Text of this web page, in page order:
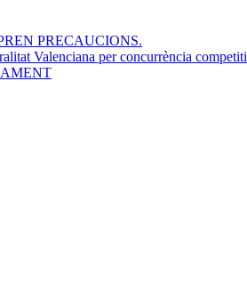
PRECAUCIONS.
Valenciana per concurrència